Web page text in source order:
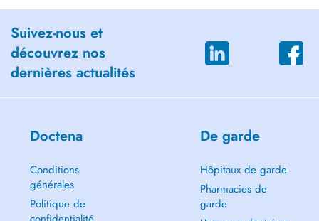
Suivez-nous et
découvrez nos
dernières actualités
Doctena
Conditions
générales
Politique de
De garde
Hôpitaux de garde
Pharmacies de
garde